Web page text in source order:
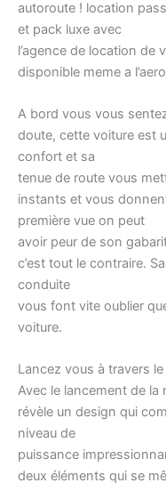
autoroute ! location
et pack luxe avec
l’agence de location de
disponible meme a
A bord vous vous
doute, cette voiture est
confort et sa
tenue de route vous
instants et vous
première vue on peut
avoir peur de son
c’est tout le contraire.
conduite
vous font vite oublier
voiture.
Lancez vous à travers
Avec le lancement de la
révèle un design qui
niveau de
puissance
deux éléments qui se